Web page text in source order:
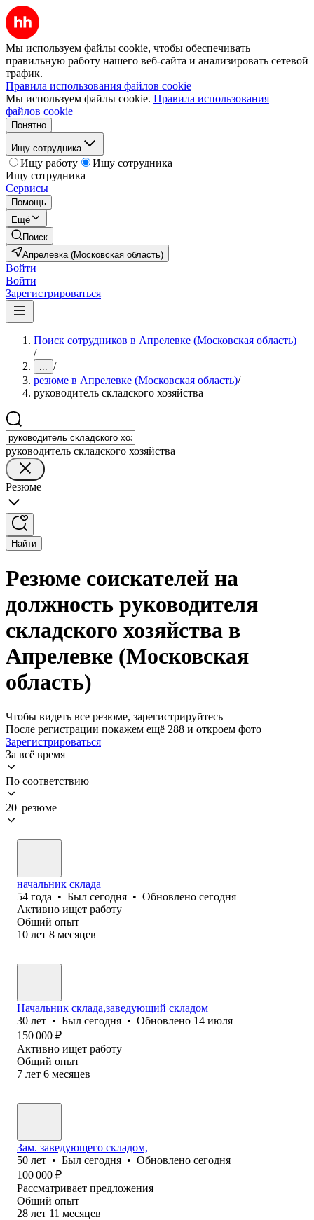
Мы используем файлы cookie, чтобы обеспечивать
правильную работу нашего веб-сайта и анализировать сетевой
трафик.
Правила использования файлов cookie
Мы используем файлы cookie. Правила использования
файлов cookie
Понятно
Ищу сотрудника
Ищу работу
Ищу сотрудника
Ищу сотрудника
Сервисы
Помощь
Ещё
Поиск
Апрелевка (Московская область)
Войти
Войти
Зарегистрироваться
Поиск сотрудников в Апрелевке (Московская область)
/
... /
резюме в Апрелевке (Московская область)/
руководитель складского хозяйства
руководитель складского хозяйства
Резюме
Найти
Резюме соискателей на
должность руководителя
складского хозяйства в
Апрелевке (Московская
область)
Чтобы видеть все резюме, зарегистрируйтесь
После регистрации покажем ещё 288 и откроем фото
Зарегистрироваться
За всё время
По соответствию
20 резюме
начальник склада
54 года • Был сегодня • Обновлено сегодня
Активно ищет работу
Общий опыт
10 лет 8 месяцев
Начальник склада,заведующий складом
30 лет • Был сегодня • Обновлено 14 июля
150 000 ₽
Активно ищет работу
Общий опыт
7 лет 6 месяцев
Зам. заведующего складом,
50 лет • Был сегодня • Обновлено сегодня
100 000 ₽
Рассматривает предложения
Общий опыт
28 лет 11 месяцев